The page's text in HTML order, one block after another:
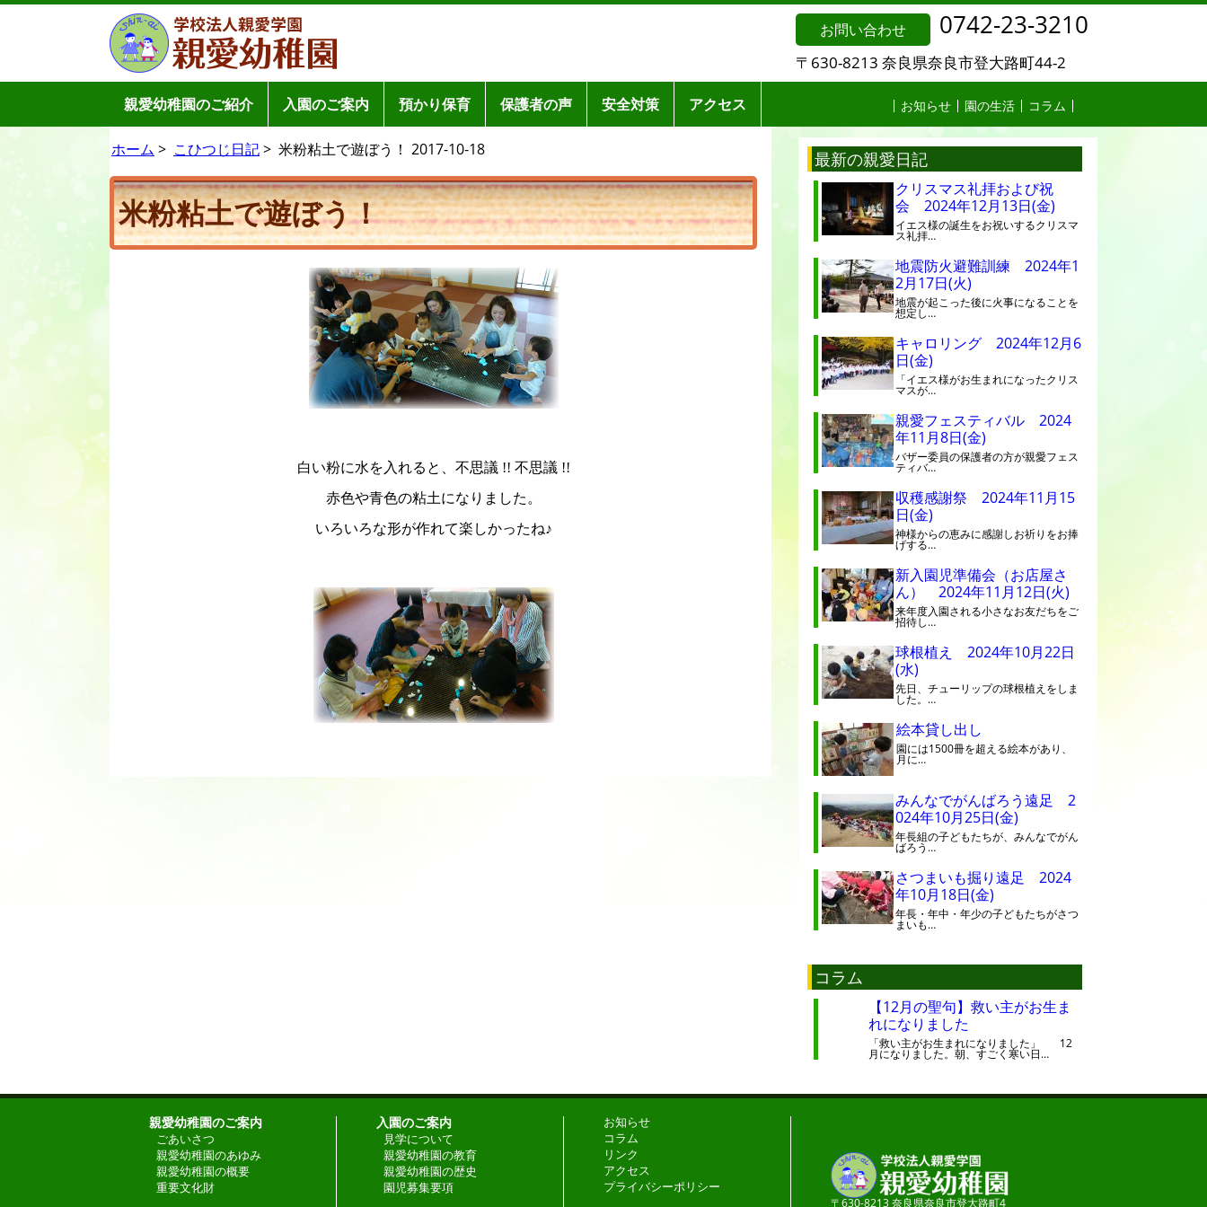
お問い合わせ 0742-23-3210
〒630-8213 奈良県奈良市登大路町44-2
親愛幼稚園のご紹介 入園のご案内 預かり保育 保護者の声 安全対策 アクセス お知らせ 園の生活 コラム
ホーム > こひつじ日記> 米粉粘土で遊ぼう！ 2017-10-18
米粉粘土で遊ぼう！
白い粉に水を入れると、不思議 !! 不思議 !!
赤色や青色の粘土になりました。
いろいろな形が作れて楽しかったね♪
最新の親愛日記
クリスマス礼拝および祝
会 2024年12月13日(金)
イエス様の誕生をお祝いするクリスマ
ス礼拝…
地震防火避難訓練 2024年1
2月17日(火)
地震が起こった後に火事になることを
想定し…
キャロリング 2024年12月6
日(金)
「イエス様がお生まれになったクリス
マスが…
親愛フェスティバル 2024
年11月8日(金)
バザー委員の保護者の方が親愛フェス
ティバ…
収穫感謝祭 2024年11月15
日(金)
神様からの恵みに感謝しお祈りをお捧
げする…
新入園児準備会（お店屋さ
ん） 2024年11月12日(火)
来年度入園される小さなお友だちをご
招待し…
球根植え 2024年10月22日
(水)
先日、チューリップの球根植えをしま
した。…
絵本貸し出し
園には1500冊を超える絵本があり、
月に…
みんなでがんばろう遠足 2
024年10月25日(金)
年長組の子どもたちが、みんなでがん
ばろう…
さつまいも掘り遠足 2024
年10月18日(金)
年長・年中・年少の子どもたちがさつ
まいも…
コラム
【12月の聖句】救い主がお生ま
れになりました
「救い主がお生まれになりました」 12
月になりました。朝、すごく寒い日…
親愛幼稚園のご案内
ごあいさつ
親愛幼稚園のあゆみ
親愛幼稚園の概要
重要文化財
入園のご案内
見学について
親愛幼稚園の教育
親愛幼稚園の歴史
園児募集要項
お知らせ
コラム
リンク
アクセス
プライバシーポリシー
〒630-8213 奈良県奈良市登大路町4